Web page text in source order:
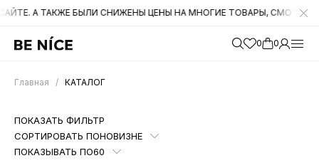
СМОТРИТЕ РАЗДЕЛ "СКИДКИ" ОХОТА ЗА НОВИНКАМИ!
0 0
Главная / КАТАЛОГ
ПОКАЗАТЬ ФИЛЬТР
СОРТИРОВАТЬ ПОНОВИЗНЕ
ПОКАЗЫВАТЬ ПО60